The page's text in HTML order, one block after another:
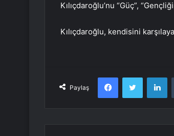
Kılıçdaroğlu’nu “Güç”,
Kılıçdaroğlu, kendisini
Paylaş
FacebookTwitter